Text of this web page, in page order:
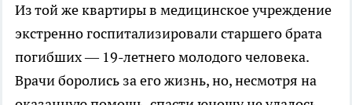
Из той же квартиры в медицинское учреждение
экстренно госпитализировали старшего брата
погибших — 19-летнего молодого человека.
Врачи боролись за его жизнь, но, несмотря на